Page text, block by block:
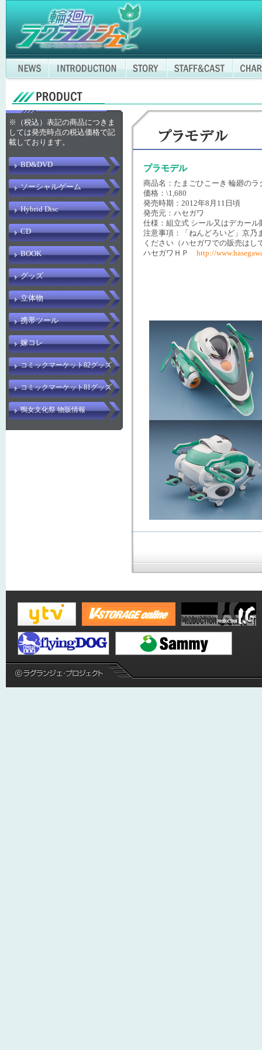
※（税込）表記の商品につきま
しては発売時点の税込価格で記
載しております。
BD&DVD
ソーシャルゲーム
Hybrid Disc
CD
BOOK
グッズ
立体物
携帯ツール
嫁コレ
コミックマーケット82グッズ
コミックマーケット81グッズ
鴨女文化祭 物販情報
プラモデル
商品名：たまごひこーき 輪廻の
価格：\1,680
発売時期：2012年8月11日頃
発売元：ハセガワ
仕様：組立式 シール又はデカール
注意事項：「ねんどろいど」京
ください（ハセガワでの販売はし
ハセガワＨＰ http://